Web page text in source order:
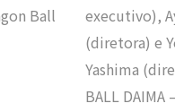
Ball
executivo),
(diretora) e
Yashima
BALL